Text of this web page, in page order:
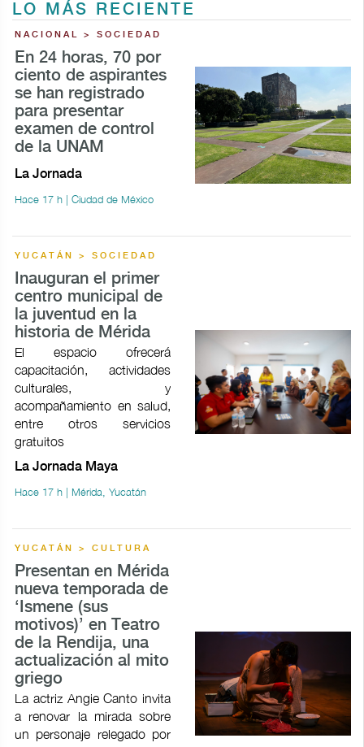
LO MÁS RECIENTE
NACIONAL > SOCIEDAD
En 24 horas, 70 por
ciento de aspirantes
se han registrado
para presentar
examen de control
de la UNAM
La Jornada
Hace 17 h | Ciudad de México
YUCATÁN > SOCIEDAD
Inauguran el primer
centro municipal de
la juventud en la
historia de Mérida
El espacio ofrecerá
capacitación, actividades
culturales, y
acompañamiento en salud,
entre otros servicios
gratuitos
La Jornada Maya
Hace 17 h | Mérida, Yucatán
YUCATÁN > CULTURA
Presentan en Mérida
nueva temporada de
‘Ismene (sus
motivos)’ en Teatro
de la Rendija, una
actualización al mito
griego
La actriz Angie Canto invita
a renovar la mirada sobre
un personaje relegado por